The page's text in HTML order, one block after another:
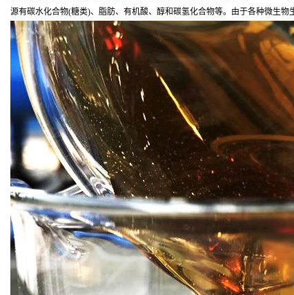
源有碳水化合物(糖类)、脂肪、有机酸、醇和碳氢化合物等。由于各种微生